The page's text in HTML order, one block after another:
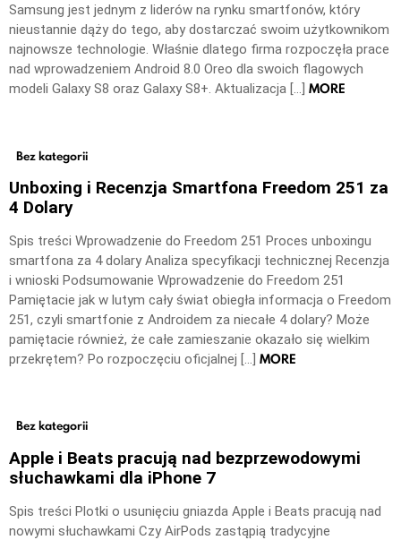
Samsung jest jednym z liderów na rynku smartfonów, który
nieustannie dąży do tego, aby dostarczać swoim użytkownikom
najnowsze technologie. Właśnie dlatego firma rozpoczęła prace
nad wprowadzeniem Android 8.0 Oreo dla swoich flagowych
modeli Galaxy S8 oraz Galaxy S8+. Aktualizacja […] MORE
Bez kategorii
Unboxing i Recenzja Smartfona Freedom 251 za
4 Dolary
Spis treści Wprowadzenie do Freedom 251 Proces unboxingu
smartfona za 4 dolary Analiza specyfikacji technicznej Recenzja
i wnioski Podsumowanie Wprowadzenie do Freedom 251
Pamiętacie jak w lutym cały świat obiegła informacja o Freedom
251, czyli smartfonie z Androidem za niecałe 4 dolary? Może
pamiętacie również, że całe zamieszanie okazało się wielkim
przekrętem? Po rozpoczęciu oficjalnej […] MORE
Bez kategorii
Apple i Beats pracują nad bezprzewodowymi
słuchawkami dla iPhone 7
Spis treści Plotki o usunięciu gniazda Apple i Beats pracują nad
nowymi słuchawkami Czy AirPods zastąpią tradycyjne